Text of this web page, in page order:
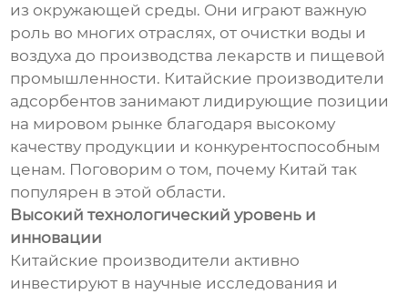
из окружающей среды. Они играют важную
роль во многих отраслях, от очистки воды и
воздуха до производства лекарств и пищевой
промышленности. Китайские производители
адсорбентов занимают лидирующие позиции
на мировом рынке благодаря высокому
качеству продукции и конкурентоспособным
ценам. Поговорим о том, почему Китай так
популярен в этой области.
Высокий технологический уровень и
инновации
Китайские производители активно
инвестируют в научные исследования и